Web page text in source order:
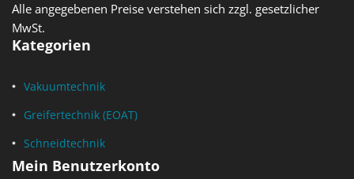
Alle angegebenen Preise verstehen sich zzgl. gesetzlicher
MwSt.
Kategorien
Vakuumtechnik
Greifertechnik (EOAT)
Schneidtechnik
Mein Benutzerkonto